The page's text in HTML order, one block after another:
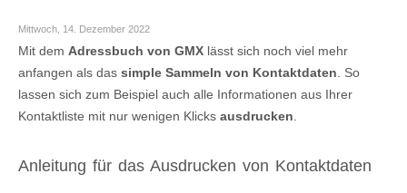
Mittwoch, 14. Dezember 2022
Mit dem Adressbuch von GMX lässt sich noch viel mehr
anfangen als das simple Sammeln von Kontaktdaten . So
lassen sich zum Beispiel auch alle Informationen aus Ihrer
Kontaktliste mit nur wenigen Klicks ausdrucken
Anleitung für das Ausdrucken von Kontaktdaten